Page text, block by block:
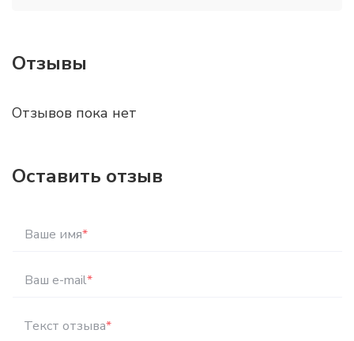
Отзывы
Отзывов пока нет
Оставить отзыв
Ваше имя*
Ваш e-mail*
Текст отзыва*